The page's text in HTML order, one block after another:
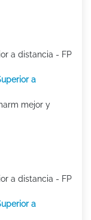
a distancia - FP
a
mejor y
a distancia - FP
a